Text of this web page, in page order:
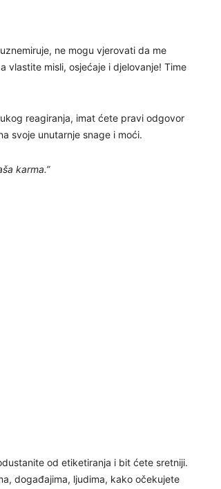
ne mogu vjerovati da me
vlastite misli, osjećaje i djelovanje! Time
reagiranja, imat ćete pravi odgovor
svoje unutarnje snage i moći.
karma.”
od etiketiranja i bit ćete sretniji.
događajima, ljudima, kako očekujete